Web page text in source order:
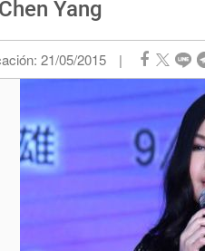
Yang
21/05/2015 |